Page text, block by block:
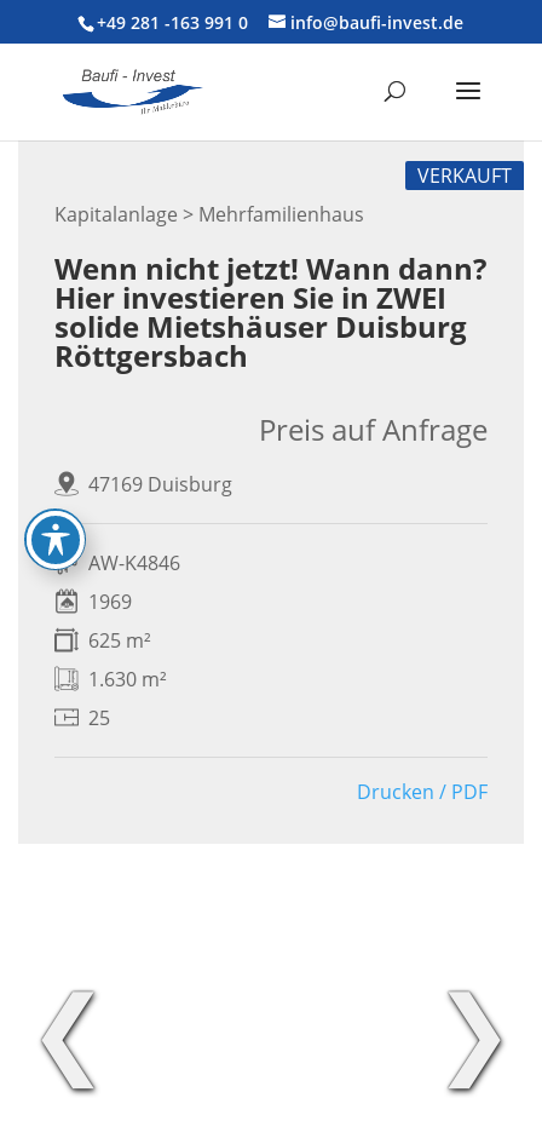
+49 281 -163 991 0 info@baufi-invest.de
Kapitalanlage > Mehrfamilienhaus
VERKAUFT
Wenn nicht jetzt! Wann dann?
Hier investieren Sie in ZWEI
solide Mietshäuser Duisburg
Röttgersbach
47169 Duisburg
Preis auf Anfrage
AW-K4846
1969
625 m²
1.630 m²
25
Drucken / PDF
❮ ❯